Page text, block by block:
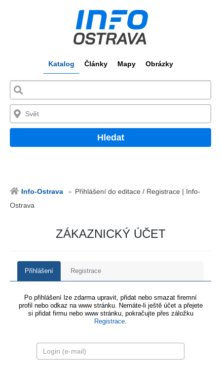
Katalog Články Mapy Obrázky
Hledat
Info-Ostrava
Přihlášení do editace / Registrace | Info-
Ostrava
ZÁKAZNICKÝ ÚČET
Přihlášení Registrace
Po přihlášení lze zdarma upravit, přidat nebo smazat firemní
profil nebo odkaz na www stránku. Nemáte-li ještě účet a přejete
si přidat firmu nebo www stránku, pokračujte přes záložku
Registrace.